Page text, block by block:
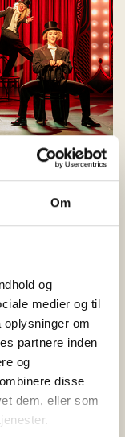
Om
og
medier og til
om
partnere inden
og
disse
dem, eller som